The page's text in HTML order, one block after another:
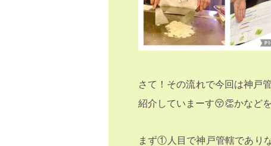
さて！その流れで今回は神戸
紹介していまーす😚👏かなど
まず①人目で神戸管轄であり